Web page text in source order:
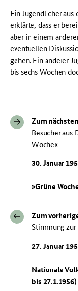
Ein Jugendlicher
erklärte, dass er
aber in einem
eventuellen
gehen. Ein anderer
bis sechs Wochen
Zum
Besucher aus
Woche«
30. Januar
»Grüne
Zum
Stimmung zur
27. Januar
Nationale
bis